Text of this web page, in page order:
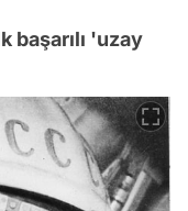
başarılı 'uzay